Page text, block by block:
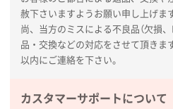
新潟県R社様
ワンポイントポリ袋 A4サイ
2026年01月16日 10:53
かったため
赦下さいますようお願い申し上げま
尚、当方のミスによる不良品（欠損
品・交換などの対応をさせて頂きま
以内にご連絡を下さい。
カスタマーサポートについて